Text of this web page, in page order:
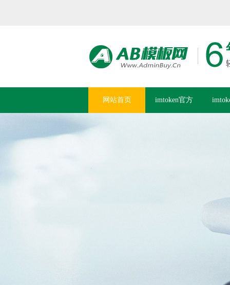
网站首页 imtoken官方